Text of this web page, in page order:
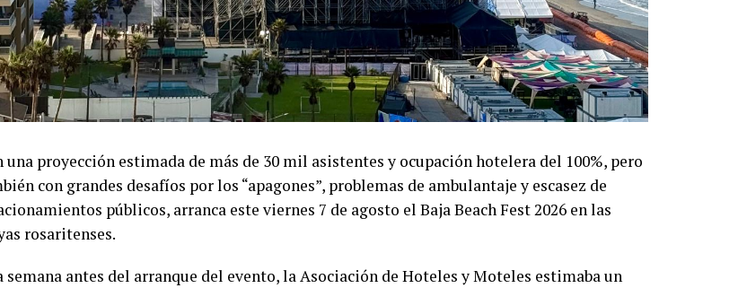
una proyección estimada de más de 30 mil asistentes y ocupación hotelera del 100%, pero
con grandes desafíos por los “apagones”, problemas de ambulantaje y escasez de
públicos, arranca este viernes 7 de agosto el Baja Beach Fest 2026 en las
rosaritenses.
semana antes del arranque del evento, la Asociación de Hoteles y Moteles estimaba un